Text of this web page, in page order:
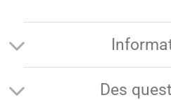
Des